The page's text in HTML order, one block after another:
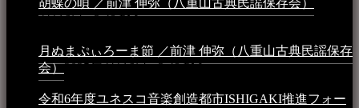
胡蝶の唄 ／前津 伸弥（八重山古典民謡保存会）
4月16日 - 3:48 PM
月ぬまぷぃろーま節 ／前津 伸弥（八重山古典民謡保存
会）2025年4月16日 - 3:48 PM
令和6年度ユネスコ音楽創造都市ISHIGAKI推進フォー